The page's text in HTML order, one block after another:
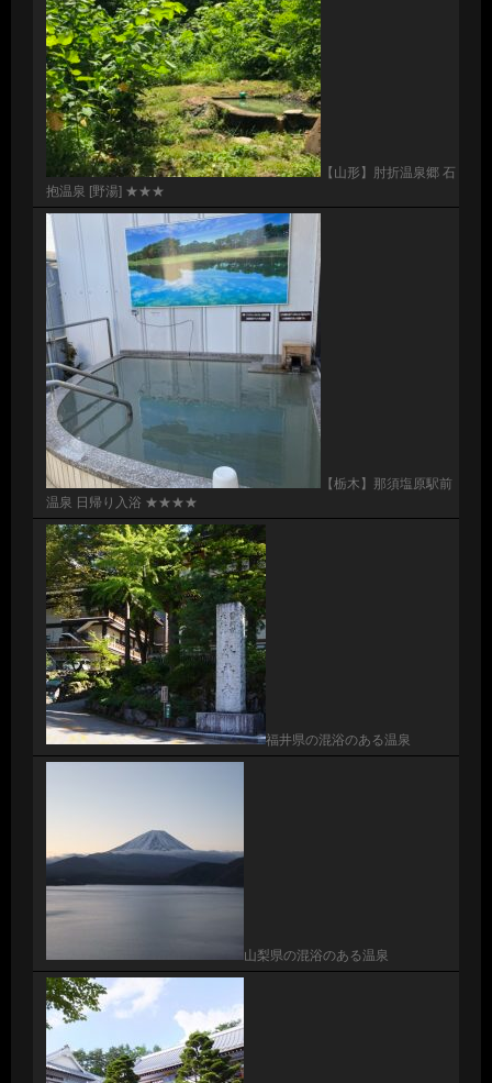
【山形】肘折温泉郷 石
抱温泉 [野湯] ★★★
【栃木】那須塩原駅前
温泉 日帰り入浴 ★★★★
福井県の混浴のある温泉
山梨県の混浴のある温泉